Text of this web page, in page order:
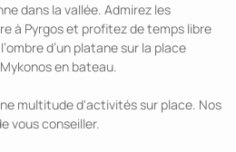
dans la vallée. Admirez les
à Pyrgos et profitez de temps libre
d’un platane sur la place
en bateau.
multitude d'activités sur place. Nos
vous conseiller.